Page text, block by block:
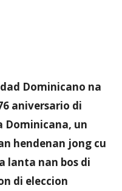
Dominicano na
aniversario di
Dominicana, un
hendenan jong cu
lanta nan bos di
di eleccion